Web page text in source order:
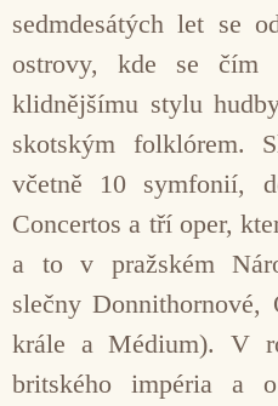
sedmdesátých let se
ostrovy, kde se
klidnějšímu stylu
skotským folklórem.
včetně 10 symfonií,
Concertos a tří oper,
a to v pražském
slečny Donnithornové,
krále a Médium). V
britského impéria a